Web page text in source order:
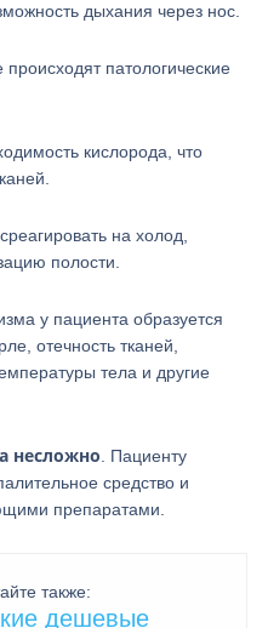
дыхания через нос.
патологические
кислорода, что
на холод,
полости.
у пациента образуется
отечность тканей,
тела и другие
несложно . Пациенту
средство и
препаратами.
также:
дешевые